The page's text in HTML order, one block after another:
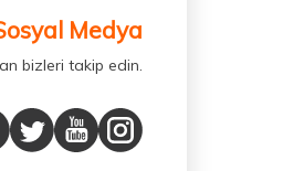
Medya
bizleri takip edin.